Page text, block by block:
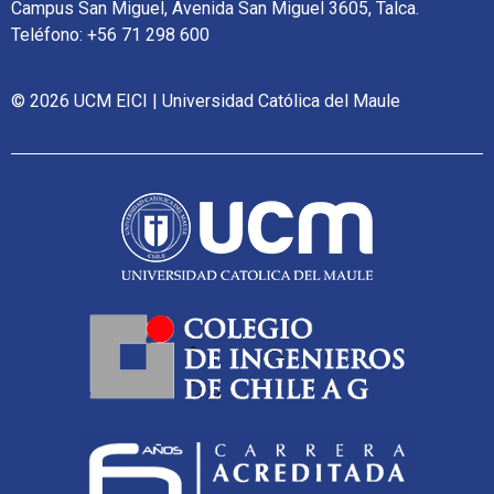
Campus San Miguel, Avenida San Miguel 3605, Talca.
Teléfono: +56 71 298 600
© 2026 UCM EICI | Universidad Católica del Maule